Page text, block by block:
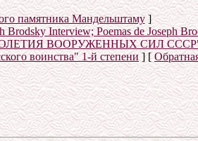
памятника Мандельштаму]
Brodsky Interview; Poemas de Joseph
ВООРУЖЕННЫХ СИЛ
воинства" 1-й степени ] [